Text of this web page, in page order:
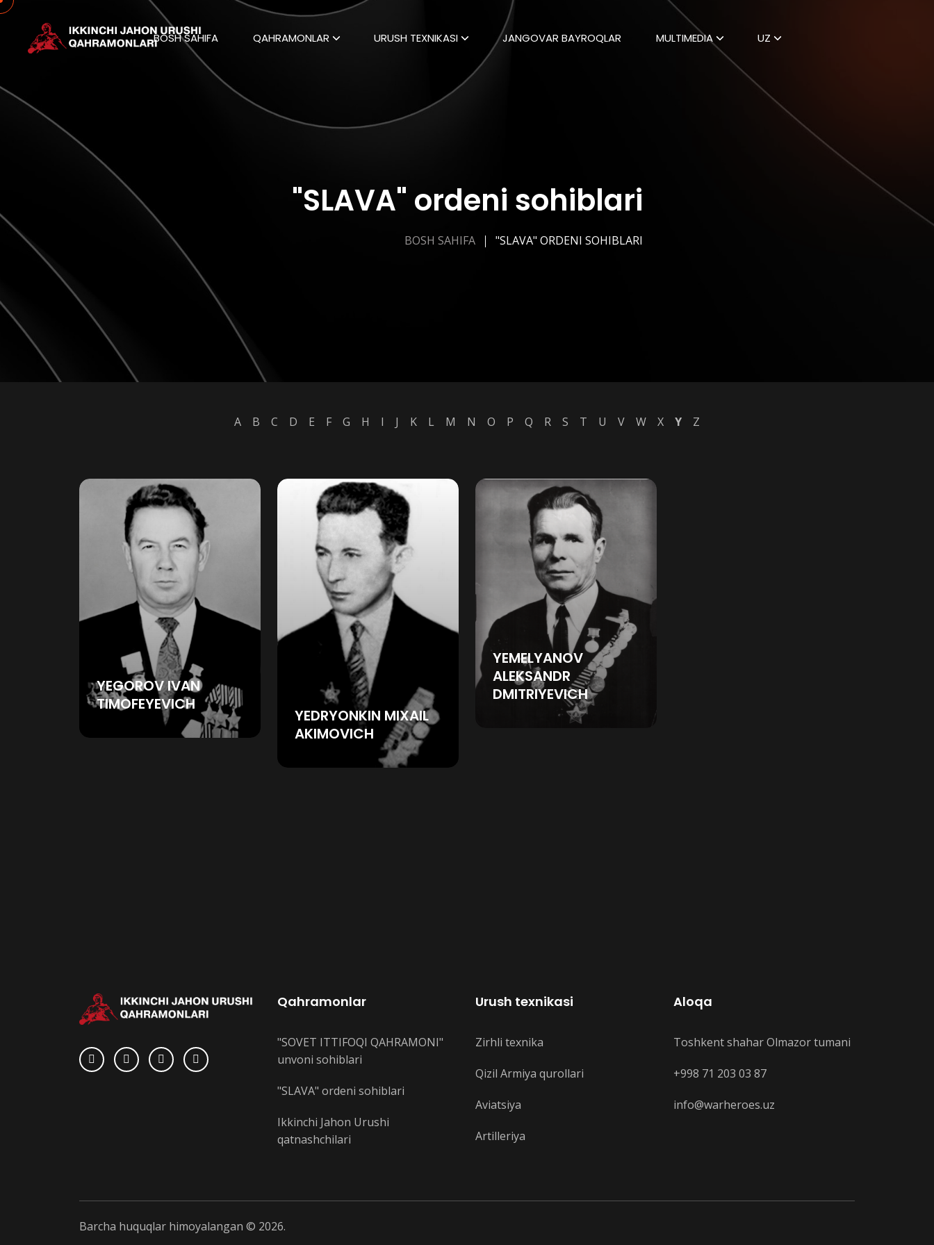
BOSH SAHIFA QAHRAMONLAR URUSH TEXNIKASI JANGOVAR BAYROQLAR MULTIMEDIA UZ
"SLAVA" ordeni sohiblari
BOSH SAHIFA "SLAVA" ORDENI SOHIBLARI
A B C D E F G H I J K L M N O P Q R S T U V W X Y Z
YEGOROV IVAN
TIMOFEYEVICH
YEDRYONKIN MIXAIL
AKIMOVICH
YEMELYANOV
ALEKSANDR
DMITRIYEVICH
Qahramonlar
"SOVET ITTIFOQI QAHRAMONI"
unvoni sohiblari
"SLAVA" ordeni sohiblari
Ikkinchi Jahon Urushi
qatnashchilari
Urush texnikasi
Zirhli texnika
Qizil Armiya qurollari
Aviatsiya
Artilleriya
Aloqa
Toshkent shahar Olmazor tumani
+998 71 203 03 87
info@warheroes.uz
Barcha huquqlar himoyalangan © 2026.